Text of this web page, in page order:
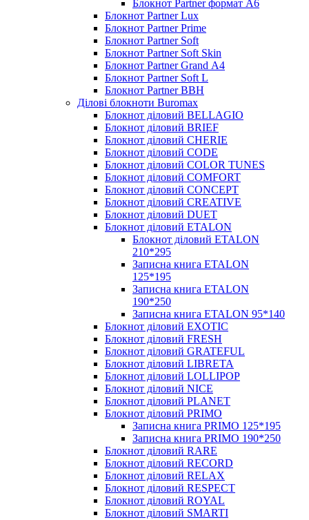
Блокнот Partner формат А6
Блокнот Partner Lux
Блокнот Partner Prime
Блокнот Partner Soft
Блокнот Partner Soft Skin
Блокнот Partner Grand А4
Блокнот Partner Soft L
Блокнот Partner BBH
Ділові блокноти Buromax
Блокнот діловий BELLAGIO
Блокнот діловий BRIEF
Блокнот діловий CHERIE
Блокнот діловий CODE
Блокнот діловий COLOR TUNES
Блокнот діловий COMFORT
Блокнот діловий CONCEPT
Блокнот діловий CREATIVE
Блокнот діловий DUET
Блокнот діловий ETALON
Блокнот діловий ETALON
210*295
Записна книга ETALON
125*195
Записна книга ETALON
190*250
Записна книга ETALON 95*140
Блокнот діловий EXOTIC
Блокнот діловий FRESH
Блокнот діловий GRATEFUL
Блокнот діловий LIBRETA
Блокнот діловий LOLLIPOP
Блокнот діловий NICE
Блокнот діловий PLANET
Блокнот діловий PRIMO
Записна книга PRIMO 125*195
Записна книга PRIMO 190*250
Блокнот діловий RARE
Блокнот діловий RECORD
Блокнот діловий RELAX
Блокнот діловий RESPECT
Блокнот діловий ROYAL
Блокнот діловий SMARTI